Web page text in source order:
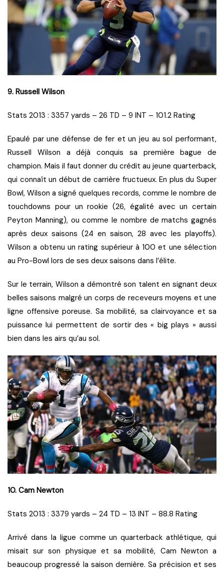
9. Russell Wilson
Stats 2013 : 3357 yards – 26 TD – 9 INT – 101.2 Rating
Epaulé par une défense de fer et un jeu au sol performant,
Russell Wilson a déjà conquis sa première bague de
champion. Mais il faut donner du crédit au jeune quarterback,
qui connaît un début de carrière fructueux. En plus du Super
Bowl, Wilson a signé quelques records, comme le nombre de
touchdowns pour un rookie (26, égalité avec un certain
Peyton Manning), ou comme le nombre de matchs gagnés
après deux saisons (24 en saison, 28 avec les playoffs).
Wilson a obtenu un rating supérieur à 100 et une sélection
au Pro-Bowl lors de ses deux saisons dans l’élite.
Sur le terrain, Wilson a démontré son talent en signant deux
belles saisons malgré un corps de receveurs moyens et une
ligne offensive poreuse. Sa mobilité, sa clairvoyance et sa
puissance lui permettent de sortir des « big plays » aussi
bien dans les airs qu’au sol.
10. Cam Newton
Stats 2013 : 3379 yards – 24 TD – 13 INT – 88.8 Rating
Arrivé dans la ligue comme un quarterback athlétique, qui
misait sur son physique et sa mobilité, Cam Newton a
beaucoup progressé la saison dernière. Sa précision et ses